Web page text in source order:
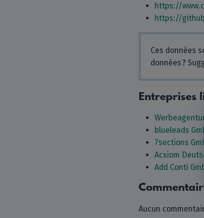
https://
https://
Ces données
données ?
Entreprises
blueleads
7sections
Acxiom
Add Conti
Aucun